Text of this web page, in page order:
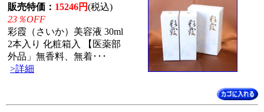
販売特価： 15246円(税込)
23％OFF
彩霞（さいか）美容液 30ml
2本入り 化粧箱入 【医薬部
外品」無香料、無着･･･
>詳細